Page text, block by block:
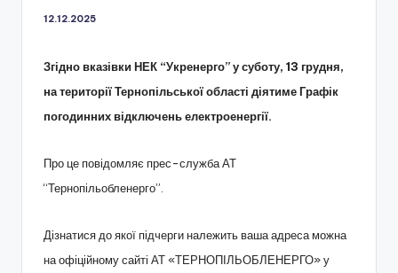
12.12.2025
Згідно вказівки НЕК “Укренерго” у суботу, 13 грудня,
на території Тернопільської області діятиме Графік
погодинних відключень електроенергії.
Про це повідомляє прес-служба АТ
“Тернопільобленерго”.
Дізнатися до якої підчерги належить ваша адреса можна
на офіційному сайті АТ «ТЕРНОПІЛЬОБЛЕНЕРГО» у